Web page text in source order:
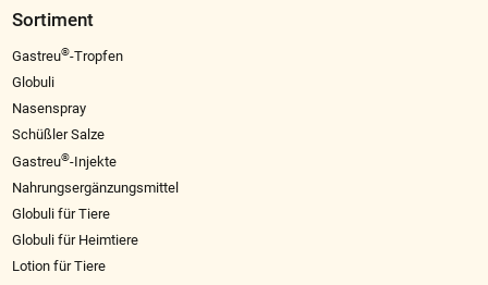
Sortiment
Gastreu®-Tropfen
Globuli
Nasenspray
Schüßler Salze
Gastreu®-Injekte
Nahrungsergänzungsmittel
Globuli für Tiere
Globuli für Heimtiere
Lotion für Tiere